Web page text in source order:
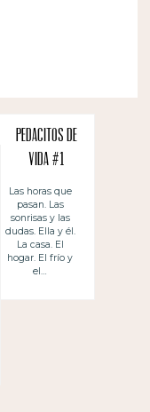
Pedacitos de
vida #1
Las horas que
pasan. Las
sonrisas y las
dudas. Ella y él.
La casa. El
hogar. El frío y
el…